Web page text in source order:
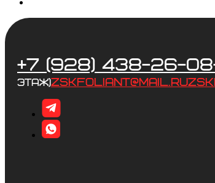
+7 (928) 438-26-08
этаж)zskfoliant@mail.ru